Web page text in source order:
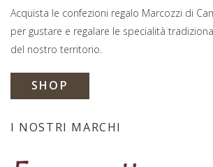
Acquista le confezioni regalo Marcozzi di
per gustare e regalare le specialità
del nostro territorio.
SHOP
I NOSTRI MARCHI